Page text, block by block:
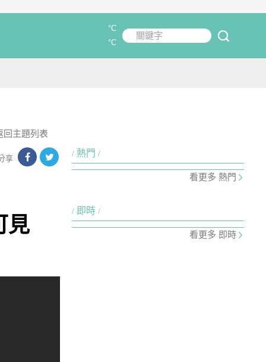
關鍵字
°C
°C
回主題列表
享
見
熱門
看更多 熱門
即時
看更多 即時